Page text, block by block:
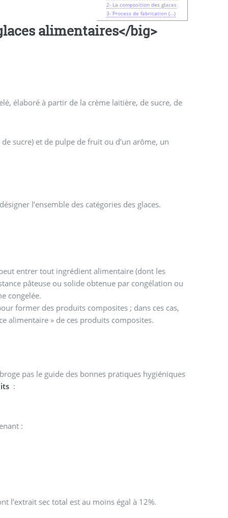
2- La composition des glaces
3- Process de fabrication (…)
à partir de la crème laitière, de sucre, de
sucre) et de pulpe de fruit ou d’un arôme, un
l’ensemble des catégories des glaces.
entrer tout ingrédient alimentaire (dont les
pâteuse ou solide obtenue par congélation ou
congelée.
former des produits composites ; dans ces cas,
alimentaire » de ces produits composites.
pas le guide des bonnes pratiques hygiéniques
:
:
l’extrait sec total est au moins égal à 12%.